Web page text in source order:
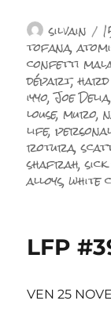
Auteur
silvain
tofana,
confetti
départ,
iyyo,Joe Delia,
louse,muro,
life,
rotura,
shafrah,
alloys,
LFP
VEN 25